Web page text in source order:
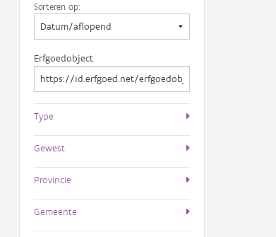
Sorteren op:
Erfgoedobject
Type
Gewest
Provincie
Gemeente